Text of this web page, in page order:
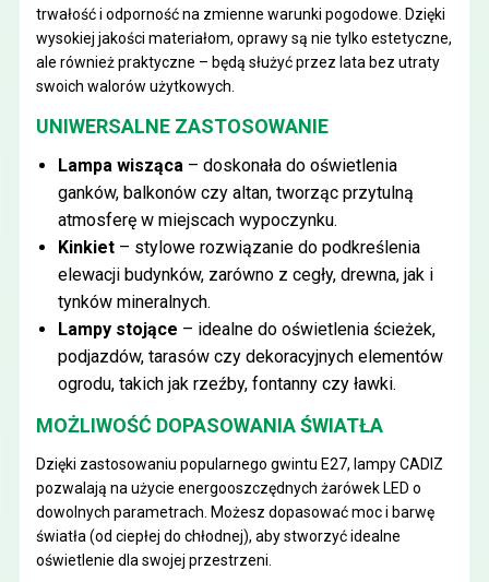
trwałość i odporność na zmienne warunki pogodowe. Dzięki
wysokiej jakości materiałom, oprawy są nie tylko estetyczne,
ale również praktyczne – będą służyć przez lata bez utraty
swoich walorów użytkowych.
UNIWERSALNE ZASTOSOWANIE
Lampa wisząca– doskonała do oświetlenia
ganków, balkonów czy altan, tworząc przytulną
atmosferę w miejscach wypoczynku.
Kinkiet– stylowe rozwiązanie do podkreślenia
elewacji budynków, zarówno z cegły, drewna, jak i
tynków mineralnych.
Lampy stojące – idealne do oświetlenia ścieżek,
podjazdów, tarasów czy dekoracyjnych elementów
ogrodu, takich jak rzeźby, fontanny czy ławki.
MOŻLIWOŚĆ DOPASOWANIA ŚWIATŁA
Dzięki zastosowaniu popularnego gwintu E27, lampy CADIZ
pozwalają na użycie energooszczędnych żarówek LED o
dowolnych parametrach. Możesz dopasować moc i barwę
światła (od ciepłej do chłodnej), aby stworzyć idealne
oświetlenie dla swojej przestrzeni.